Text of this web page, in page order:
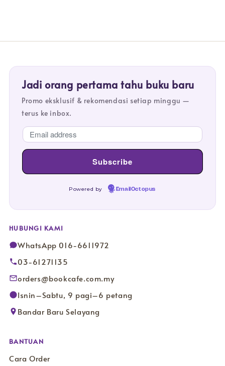
Jadi orang pertama tahu buku baru
Promo eksklusif & rekomendasi setiap minggu —
terus ke inbox.
Powered by EmailOctopus
HUBUNGI KAMI
WhatsApp 016-6611972
03-61271135
orders@bookcafe.com.my
Isnin–Sabtu, 9 pagi–6 petang
Bandar Baru Selayang
BANTUAN
Cara Order